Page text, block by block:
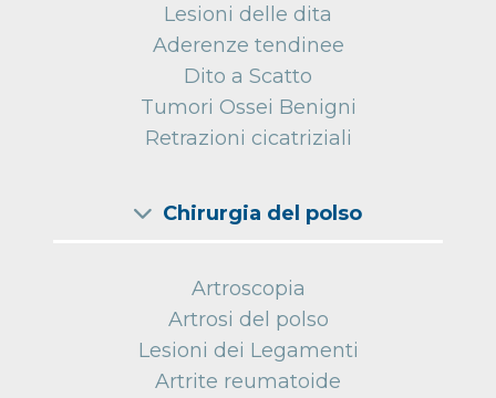
Lesioni delle dita
Aderenze tendinee
Dito a Scatto
Tumori Ossei Benigni
Retrazioni cicatriziali
Chirurgia del polso
Artroscopia
Artrosi del polso
Lesioni dei Legamenti
Artrite reumatoide